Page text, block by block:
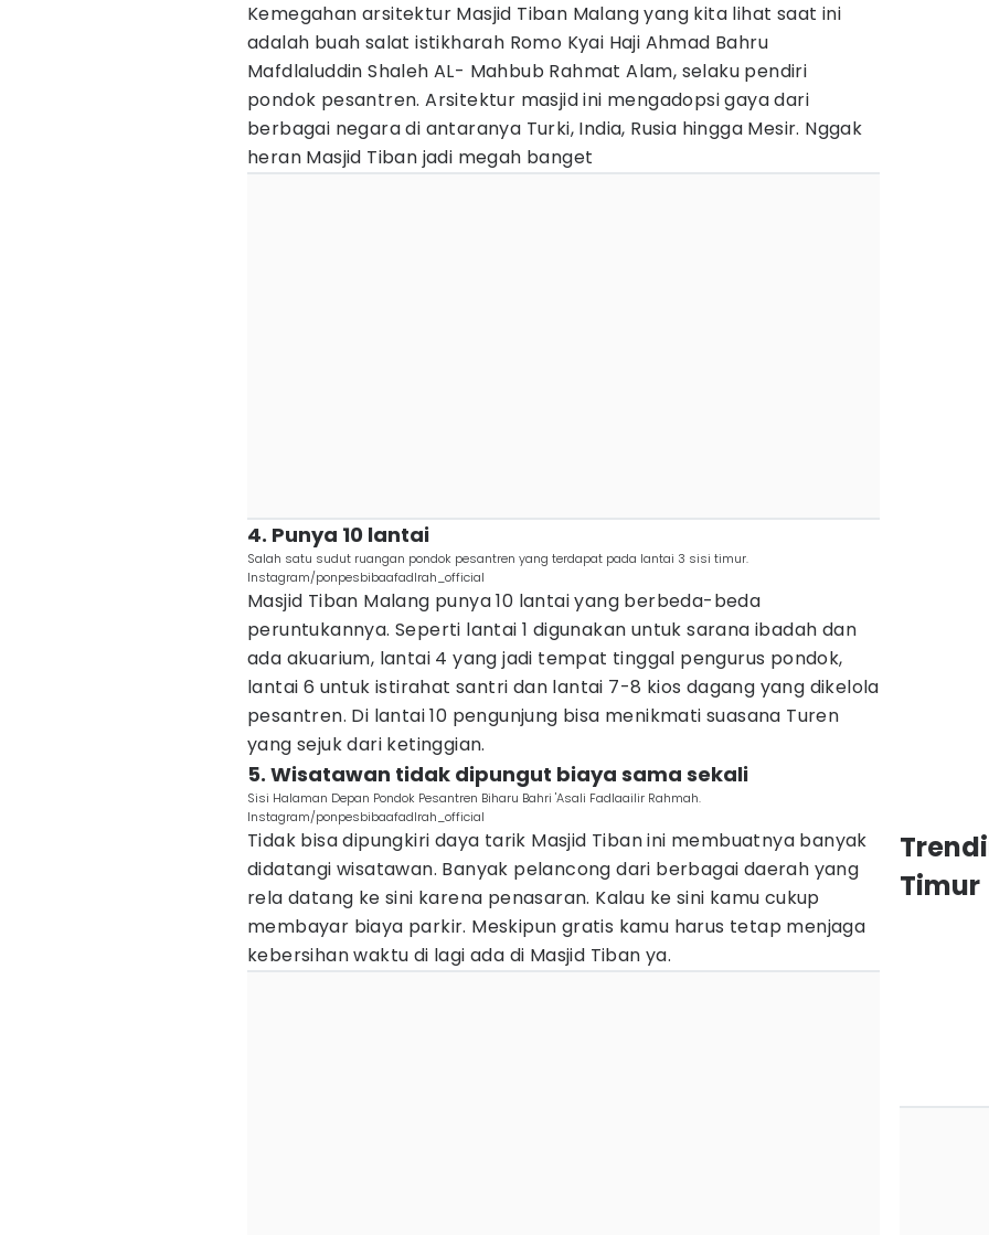
Kemegahan arsitektur Masjid Tiban Malang yang kita lihat saat ini
adalah buah salat istikharah Romo Kyai Haji Ahmad Bahru
Mafdlaluddin Shaleh AL- Mahbub Rahmat Alam, selaku pendiri
pondok pesantren. Arsitektur masjid ini mengadopsi gaya dari
berbagai negara di antaranya Turki, India, Rusia hingga Mesir. Nggak
heran Masjid Tiban jadi megah banget
4. Punya 10 lantai
Salah satu sudut ruangan pondok pesantren yang terdapat pada lantai 3 sisi timur.
Instagram/ponpesbibaafadlrah_official
Masjid Tiban Malang punya 10 lantai yang berbeda-beda
peruntukannya. Seperti lantai 1 digunakan untuk sarana ibadah dan
ada akuarium, lantai 4 yang jadi tempat tinggal pengurus pondok,
lantai 6 untuk istirahat santri dan lantai 7-8 kios dagang yang dikelola
pesantren. Di lantai 10 pengunjung bisa menikmati suasana Turen
yang sejuk dari ketinggian.
5. Wisatawan tidak dipungut biaya sama sekali
Sisi Halaman Depan Pondok Pesantren Biharu Bahri 'Asali Fadlaailir Rahmah.
Instagram/ponpesbibaafadlrah_official
Tidak bisa dipungkiri daya tarik Masjid Tiban ini membuatnya banyak
didatangi wisatawan. Banyak pelancong dari berbagai daerah yang
rela datang ke sini karena penasaran. Kalau ke sini kamu cukup
membayar biaya parkir. Meskipun gratis kamu harus tetap menjaga
kebersihan waktu di lagi ada di Masjid Tiban ya.
Timur